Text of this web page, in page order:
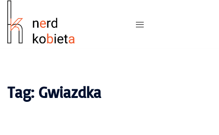
Tag: Gwiazdka